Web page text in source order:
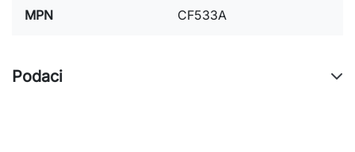
MPN CF533A
Podaci